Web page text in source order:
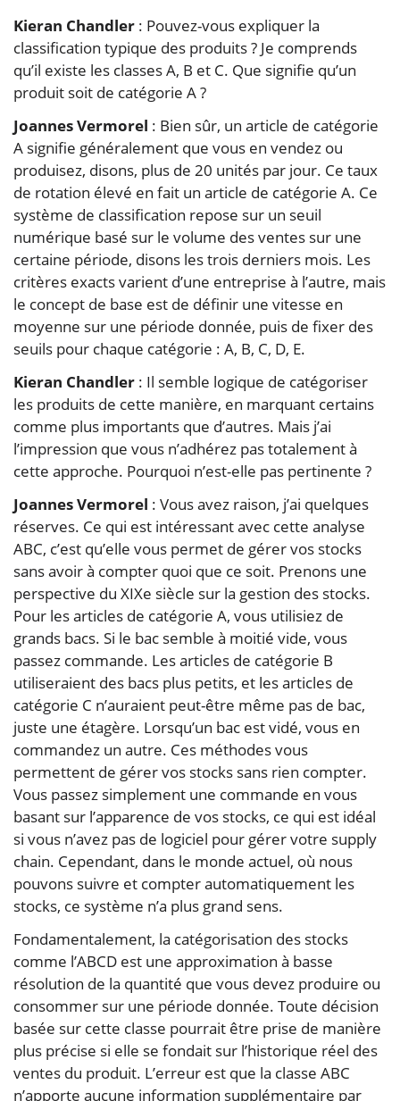
Kieran Chandler : Pouvez-vous expliquer la
classification typique des produits ? Je comprends
qu’il existe les classes A, B et C. Que signifie qu’un
produit soit de catégorie A ?
Joannes Vermorel : Bien sûr, un article de catégorie
A signifie généralement que vous en vendez ou
produisez, disons, plus de 20 unités par jour. Ce taux
de rotation élevé en fait un article de catégorie A. Ce
système de classification repose sur un seuil
numérique basé sur le volume des ventes sur une
certaine période, disons les trois derniers mois. Les
critères exacts varient d’une entreprise à l’autre, mais
le concept de base est de définir une vitesse en
moyenne sur une période donnée, puis de fixer des
seuils pour chaque catégorie : A, B, C, D, E.
Kieran Chandler : Il semble logique de catégoriser
les produits de cette manière, en marquant certains
comme plus importants que d’autres. Mais j’ai
l’impression que vous n’adhérez pas totalement à
cette approche. Pourquoi n’est-elle pas pertinente ?
Joannes Vermorel : Vous avez raison, j’ai quelques
réserves. Ce qui est intéressant avec cette analyse
ABC, c’est qu’elle vous permet de gérer vos stocks
sans avoir à compter quoi que ce soit. Prenons une
perspective du XIXe siècle sur la gestion des stocks.
Pour les articles de catégorie A, vous utilisiez de
grands bacs. Si le bac semble à moitié vide, vous
passez commande. Les articles de catégorie B
utiliseraient des bacs plus petits, et les articles de
catégorie C n’auraient peut-être même pas de bac,
juste une étagère. Lorsqu’un bac est vidé, vous en
commandez un autre. Ces méthodes vous
permettent de gérer vos stocks sans rien compter.
Vous passez simplement une commande en vous
basant sur l’apparence de vos stocks, ce qui est idéal
si vous n’avez pas de logiciel pour gérer votre supply
chain. Cependant, dans le monde actuel, où nous
pouvons suivre et compter automatiquement les
stocks, ce système n’a plus grand sens.
Fondamentalement, la catégorisation des stocks
comme l’ABCD est une approximation à basse
résolution de la quantité que vous devez produire ou
consommer sur une période donnée. Toute décision
basée sur cette classe pourrait être prise de manière
plus précise si elle se fondait sur l’historique réel des
ventes du produit. L’erreur est que la classe ABC
n’apporte aucune information supplémentaire par